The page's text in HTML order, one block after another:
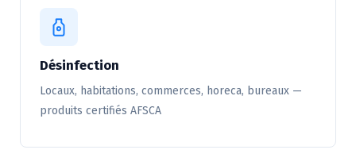
Désinfection
Locaux, habitations, commerces, horeca, bureaux —
produits certifiés AFSCA